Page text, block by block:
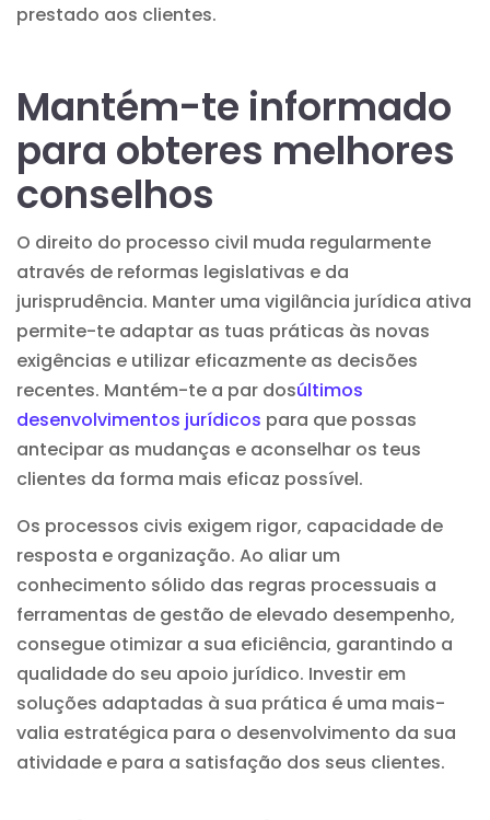
prestado aos clientes.
Mantém-te informado
para obteres melhores
conselhos
O direito do processo civil muda regularmente
através de reformas legislativas e da
jurisprudência. Manter uma vigilância jurídica ativa
permite-te adaptar as tuas práticas às novas
exigências e utilizar eficazmente as decisões
recentes. Mantém-te a par dosúltimos
desenvolvimentos jurídicos para que possas
antecipar as mudanças e aconselhar os teus
clientes da forma mais eficaz possível.
Os processos civis exigem rigor, capacidade de
resposta e organização. Ao aliar um
conhecimento sólido das regras processuais a
ferramentas de gestão de elevado desempenho,
consegue otimizar a sua eficiência, garantindo a
qualidade do seu apoio jurídico. Investir em
soluções adaptadas à sua prática é uma mais-
valia estratégica para o desenvolvimento da sua
atividade e para a satisfação dos seus clientes.